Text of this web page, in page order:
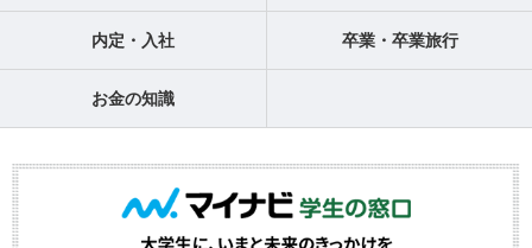
内定・入社 卒業・卒業旅行
お金の知識